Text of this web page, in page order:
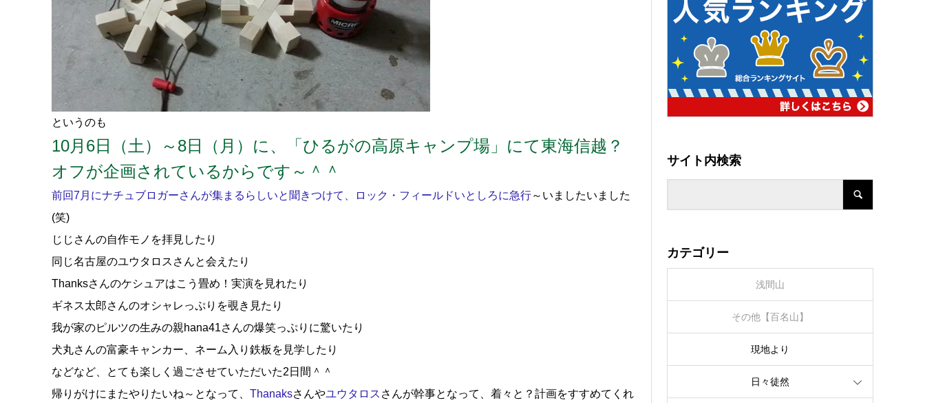
というのも
10月6日（土）～8日（月）に、「ひるがの高原キャンプ場」にて東海信越？
オフが企画されているからです～＾＾
前回7月にナチュブロガーさんが集まるらしいと聞きつけて、ロック・フィールドいとしろに急行～いましたいました
(笑)
じじさんの自作モノを拝見したり
同じ名古屋のユウタロスさんと会えたり
Thanksさんのケシュアはこう畳め！実演を見れたり
ギネス太郎さんのオシャレっぷりを覗き見たり
我が家のピルツの生みの親hana41さんの爆笑っぷりに驚いたり
犬丸さんの富豪キャンカー、ネーム入り鉄板を見学したり
などなど、とても楽しく過ごさせていただいた2日間＾＾
帰りがけにまたやりたいね～となって、 Thanaksさんやユウタロス さんが幹事となって、着々と？計画をすすめてくれ
サイト内検索
カテゴリー
浅間山
その他【百名山】
現地より
日々徒然